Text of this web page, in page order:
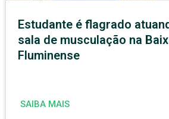
Estudante é flagrado
sala de musculação na
Fluminense
SAIBA MAIS